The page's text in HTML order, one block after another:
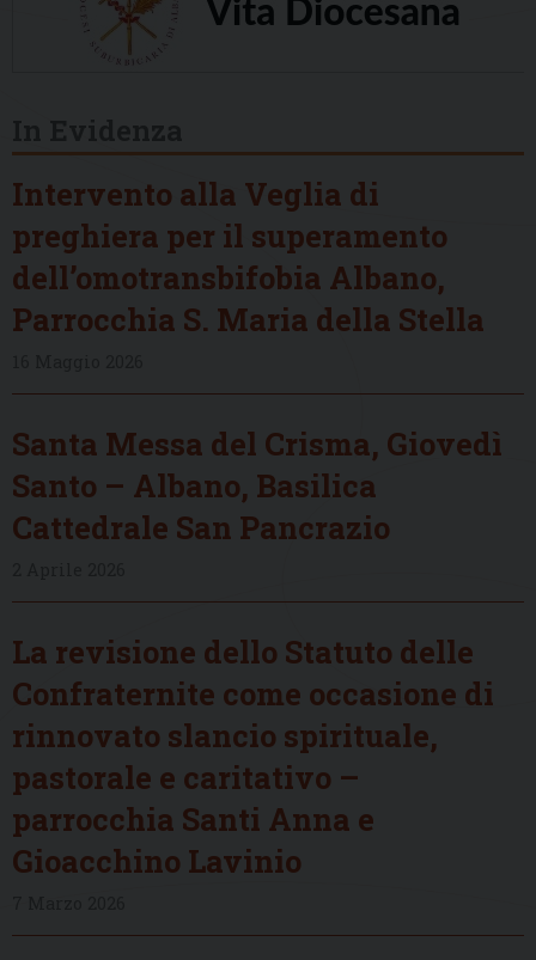
Intervento alla Veglia di
preghiera per il superamento
dell’omotransbifobia Albano,
Parrocchia S. Maria della Stella
Santa Messa del Crisma, Giovedì
Santo – Albano, Basilica
Cattedrale San Pancrazio
La revisione dello Statuto delle
Confraternite come occasione di
rinnovato slancio spirituale,
pastorale e caritativo –
parrocchia Santi Anna e
Gioacchino Lavinio